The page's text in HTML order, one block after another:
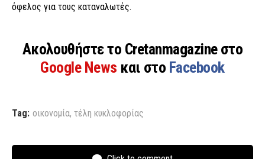
όφελος για τους καταναλωτές.
Ακολουθήστε το Cretanmagazine στο
Google News και στο Facebook
Tag: οικονομία, τέλη κυκλοφορίας